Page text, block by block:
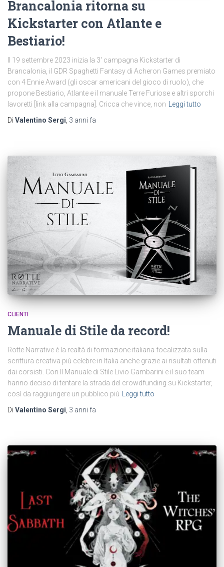
Brancalonia ritorna su
Kickstarter con Atlante e
Bestiario!
Il 19 settembre 2023 inizia la 3′ campagna Kickstarter di
Brancalonia, il GDR Spaghetti Fantasy di Acheron Games premiato
con 4 Ennie Award (gli oscar americani del gioco di ruolo), che
propone Bestiario, Atlante e il manuale Terre Furiose e altri sporchi
lavoretti [link alla campagna]. Cricca che vince, non
Leggi tutto
Di Valentino Sergi 3 anni fa
CLIENTI
Manuale di Stile da record!
Rotte Narrative è la realtà di formazione italiana focalizzata sulla
scrittura creativa più celebre in Italia anche grazie ai risultati ottenuti
dai corsisti. Con Il Manuale di Stile Livio Gambarini e il suo team
hanno deciso di tentare la strada del crowdfunding su Kickstarter,
così da raggiungere un pubblico più Leggi tutto
Di Valentino Sergi, 3 anni fa